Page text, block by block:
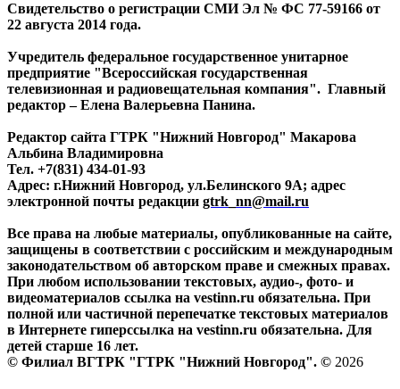
Свидетельство о регистрации СМИ Эл № ФС 77-59166 от
22 августа 2014 года.
Учредитель федеральное государственное унитарное
предприятие "Всероссийская государственная
телевизионная и радиовещательная компания". Главный
редактор – Елена Валерьевна Панина.
Редактор сайта ГТРК "Нижний Новгород" Макарова
Альбина Владимировна
Тел. +7(831) 434-01-93
Адрес: г.Нижний Новгород, ул.Белинского 9А; адрес
электронной почты редакции gtrk_nn@mail.ru
Все права на любые материалы, опубликованные на сайте,
защищены в соответствии с российским и международным
законодательством об авторском праве и смежных правах.
При любом использовании текстовых, аудио-, фото- и
видеоматериалов ссылка на vestinn.ru обязательна. При
полной или частичной перепечатке текстовых материалов
в Интернете гиперссылка на vestinn.ru обязательна. Для
детей старше 16 лет.
© Филиал ВГТРК "ГТРК "Нижний Новгород". © 2026